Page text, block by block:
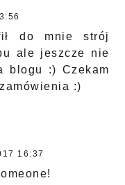
do mnie strój
ale jeszcze nie
blogu :) Czekam
:)
16:37